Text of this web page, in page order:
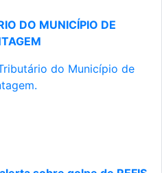
DO MUNICÍPIO DE
do Município de